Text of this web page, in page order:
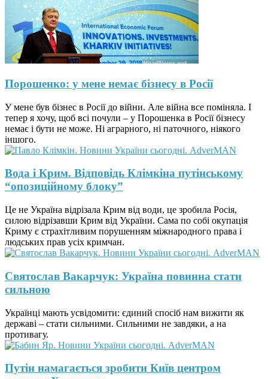
Порошенко: у мене немає бізнесу в Росії
У мене був бізнес в Росії до війни. Але війна все поміняла. І
тепер я хочу, щоб всі почули – у Порошенка в Росії бізнесу
немає і бути не може. Ні аграрного, ні паточного, ніякого
іншого.
Вода і Крим. Відповідь Клімкіна путінському
“опозиційному блоку”
Це не Україна відрізала Крим від води, це зробила Росія,
силою відрізавши Крим від України. Сама по собі окупація
Криму є страхітливим порушенням міжнародного права і
людських прав усіх кримчан.
Святослав Вакарчук: Україна повинна стати
сильною
Українці мають усвідомити: єдиний спосіб нам вижити як
державі – стати сильними. Сильними не завдяки, а на
противагу.
Путін намагається зробити Київ центром